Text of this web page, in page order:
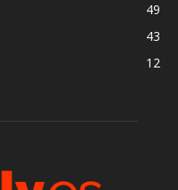
49
43
12